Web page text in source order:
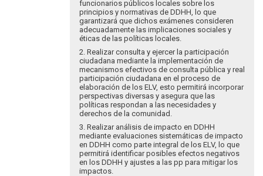
funcionarios públicos locales sobre los
principios y normativas de DDHH, lo que
garantizará que dichos exámenes consideren
adecuadamente las implicaciones sociales y
éticas de las políticas locales.
2. Realizar consulta y ejercer la participación
ciudadana mediante la implementación de
mecanismos efectivos de consulta pública y real
participación ciudadana en el proceso de
elaboración de los ELV, esto permitirá incorporar
perspectivas diversas y asegura que las
políticas respondan a las necesidades y
derechos de la comunidad.
3. Realizar análisis de impacto en DDHH
mediante evaluaciones sistemáticas de impacto
en DDHH como parte integral de los ELV, lo que
permitirá identificar posibles efectos negativos
en los DDHH y ajustes a las pp para mitigar los
impactos.